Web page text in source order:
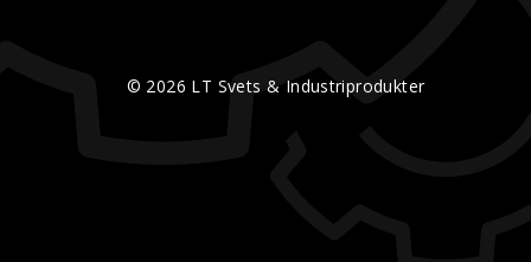
© 2026 LT Svets & Industriprodukter